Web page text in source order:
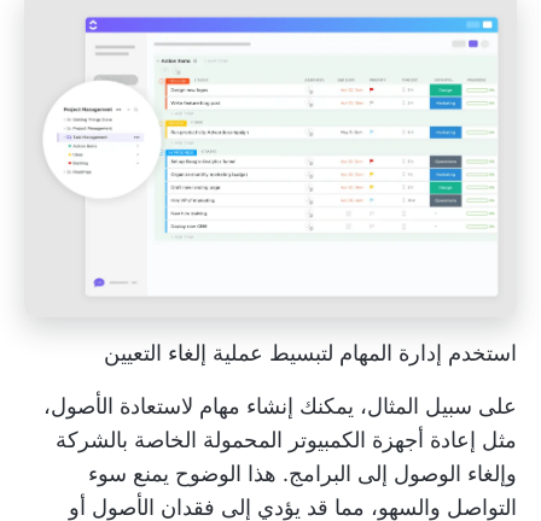
استخدم إدارة المهام لتبسيط عملية إلغاء التعيين
على سبيل المثال، يمكنك إنشاء مهام لاستعادة الأصول،
مثل إعادة أجهزة الكمبيوتر المحمولة الخاصة بالشركة
وإلغاء الوصول إلى البرامج. هذا الوضوح يمنع سوء
التواصل والسهو، مما قد يؤدي إلى فقدان الأصول أو